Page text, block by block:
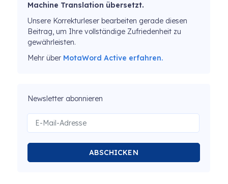
Machine Translation übersetzt.
Unsere Korrekturleser bearbeiten gerade diesen
Beitrag, um Ihre vollständige Zufriedenheit zu
gewährleisten.
Mehr über MotaWord Active erfahren.
Newsletter abonnieren
ABSCHICKEN